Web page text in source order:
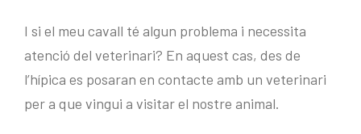
I si el meu cavall té algun problema i necessita
atenció del veterinari? En aquest cas, des de
l’hípica es posaran en contacte amb un veterinari
per a que vingui a visitar el nostre animal.